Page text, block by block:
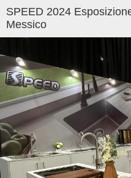
SPEED 2024
Messico